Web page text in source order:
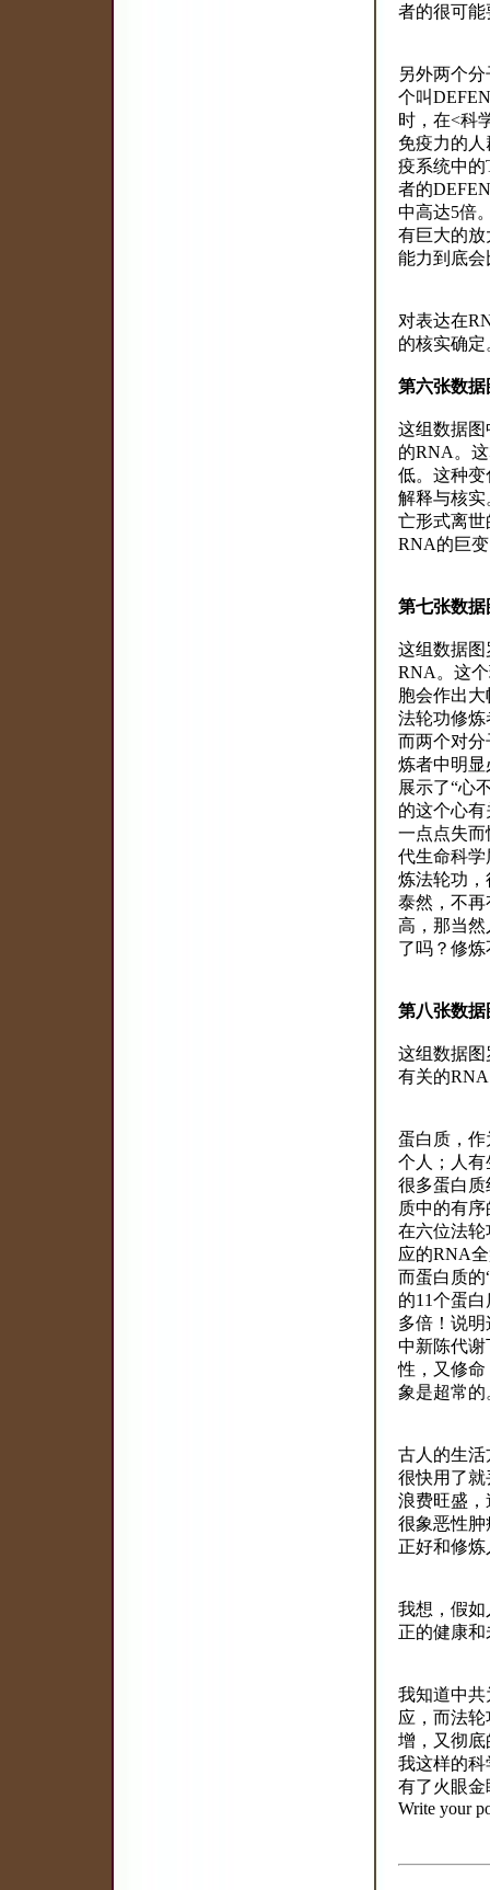
者的很可
另外两个
个叫
时，在<科
免疫力的
疫系统中
者的
中高达5倍
有巨大的
能力到底
对表达在
的核实确
第六张数据
这组数据图
的RNA。
低。这种
解释与核实
亡形式离
RNA的巨
第七张数据
这组数据
RNA。这
胞会作出
法轮功修
而两个对
炼者中明
展示了“心
的这个心
一点点失
代生命科学
炼法轮功
泰然，不再
高，那当
了吗？修
第八张数据
这组数据
有关的
蛋白质，
个人；人
很多蛋白
质中的有
在六位法
应的RNA
而蛋白质的
的11个蛋
多倍！说
中新陈代
性，又修
象是超常的
古人的生
很快用了
浪费旺盛
很象恶性
正好和修
我想，假
正的健康和
我知道中
应，而法
增，又彻
我这样的
有了火眼
Write your